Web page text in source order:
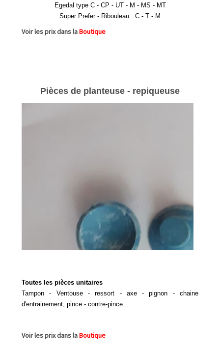
Egedal type C - CP - UT - M - MS - MT
Super Prefer - Ribouleau : C - T - M
Voir les prix dans laBoutique
Pièces de planteuse - repiqueuse
Toutes les pièces unitaires
Tampon - Ventouse - ressort - axe - pignon - chaine
d'entrainement, pince - contre-pince...
Voir les prix dans laBoutique